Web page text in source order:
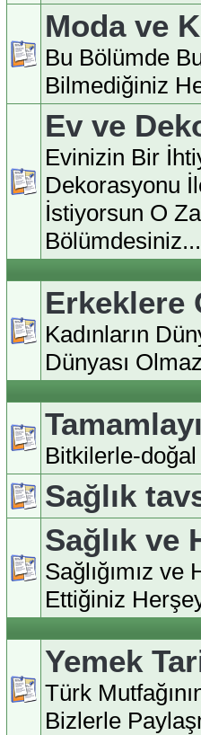
Moda ve
Bu Bölümde
Bilmediğiniz
Ev ve
Evinizin Bir
Dekorasyonu
İstiyorsun O
Bölümdesiniz...
Erkeklere
Kadınların
Dünyası
Bitkilerle-
Sağlık
Sağlık ve
Sağlığımız
Ettiğiniz
Yemek
Türk
Bizlerle